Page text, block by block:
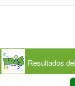
Resultados